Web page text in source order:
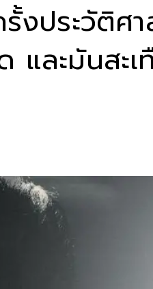
งประวัติศ
และมันสะ